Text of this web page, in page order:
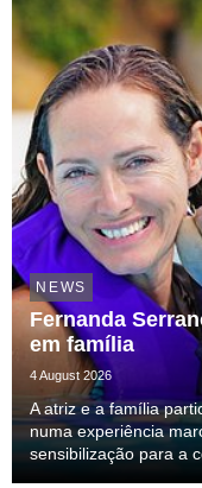
NEWS
Fernanda
em família
4 August 2026
A atriz e a família
numa experiência
sensibilização para a